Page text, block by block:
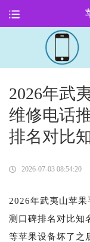
2026年武
维修电话
排名对比
2026-07-03 08:54:20
2026年武夷山苹
测口碑排名对比知
等苹果设备坏了之